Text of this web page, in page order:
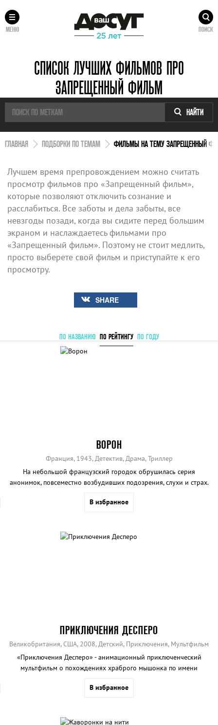
МЕНЮ ПОИСК
СПИСОК ЛУЧШИХ ФИЛЬМОВ ПРО
ЗАПРЕЩЕННЫЙ ФИЛЬМ
НАЙТИ
ГЛАВНАЯ ПОДБОРКИ ПО ТЕМАМ ФИЛЬМЫ НА ТЕМУ ЗАПРЕЩЕННЫЙ
Лучшем время препровождением можно считать
просмотр фильмов про «Запрещенный фильм»,
которые позволяют отключить сознание и
расслабиться. Все заботы и дела забыты, все
невзгоды позади, когда вы сидите перед большим
экраном и наслаждаетесь фильмами про
«Запрещенный фильм». Поэтому не стоит медлить,
просто выберете свой фильм и приступайте к его
просмотру.
SHARE
ПО НАЗВАНИЮ ПО РЕЙТИНГУ ПО ГОДУ
ВОРОН
Франция, 1943, Детектив, Драма, Триллер
На небольшой французский городок обрушилась серия
анонимок, повсеместно возбудивших подозрения, слухи и страх.
В избранное
ПРИКЛЮЧЕНИЯ ДЕСПЕРО
Великобритания, США, 2008, Детский, Приключения, Мультфильм
«Приключения Десперо» - анимационный приключенческий
мультфильм о похождениях храброго мышонка по имени
В избранное